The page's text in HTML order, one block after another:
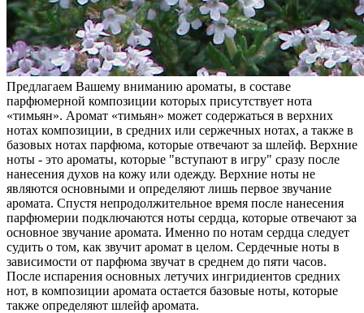
Предлагаем Вашему вниманию ароматы, в составе
парфюмерной композиции которых присутствует нота
«тимьян». Аромат «тимьян» может содержаться в верхних
нотах композиции, в средних или сержечных нотах, а также в
базовых нотах парфюма, которые отвечают за шлейф. Верхние
ноты - это ароматы, которые "вступают в игру" сразу после
нанесения духов на кожу или одежду. Верхние ноты не
являются основными и определяют лишь первое звучание
аромата. Спустя непродолжительное время после нанесения
парфюмерии подключаются ноты сердца, которые отвечают за
основное звучание аромата. Именно по нотам сердца следует
судить о том, как звучит аромат в целом. Сердечные ноты в
зависимости от парфюма звучат в среднем до пяти часов.
После испарения основных летучих ингридиентов средних
нот, в композиции аромата остается базовые ноты, которые
также определяют шлейф аромата.